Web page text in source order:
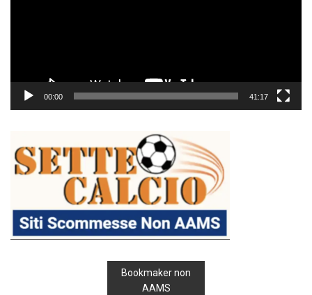
00:00 41:17
Bookmaker non
AAMS